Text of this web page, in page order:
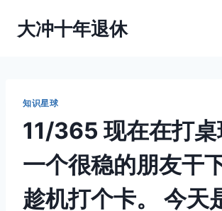
大冲十年退休
知识星球
11/365 现在在打
一个很稳的朋友干
趁机打个卡。 今天